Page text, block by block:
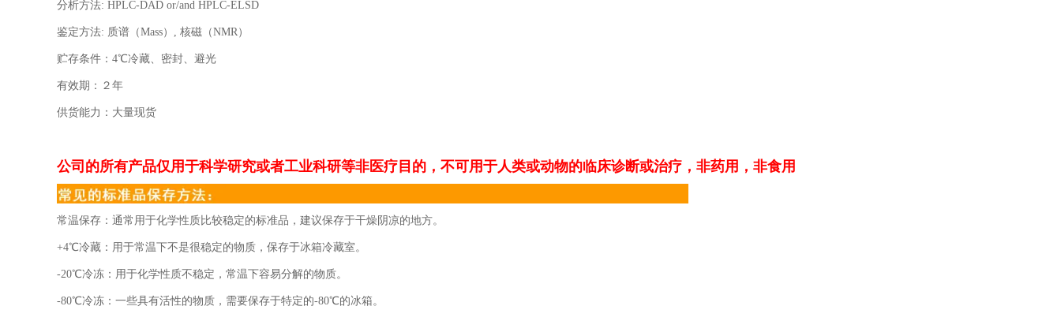
分析方法: HPLC-DAD or/and HPLC-ELSD
鉴定方法: 质谱（Mass） , 核磁（NMR）
贮存条件： 4℃冷藏、密封、避光
有效期：２年
供货能力：大量现货
公司的所有产品仅用于科学研究或者工业科研等非医疗目的，不可用于人类或动物的临床诊断或治疗，非药用，非食用
常温保存：通常用于化学性质比较稳定的标准品，建议保存于干燥阴凉的地方。
+4℃冷藏：用于常温下不是很稳定的物质，保存于冰箱冷藏室。
-20℃冷冻：用于化学性质不稳定，常温下容易分解的物质。
-80℃冷冻：一些具有活性的物质，需要保存于特定的-80℃的冰箱。